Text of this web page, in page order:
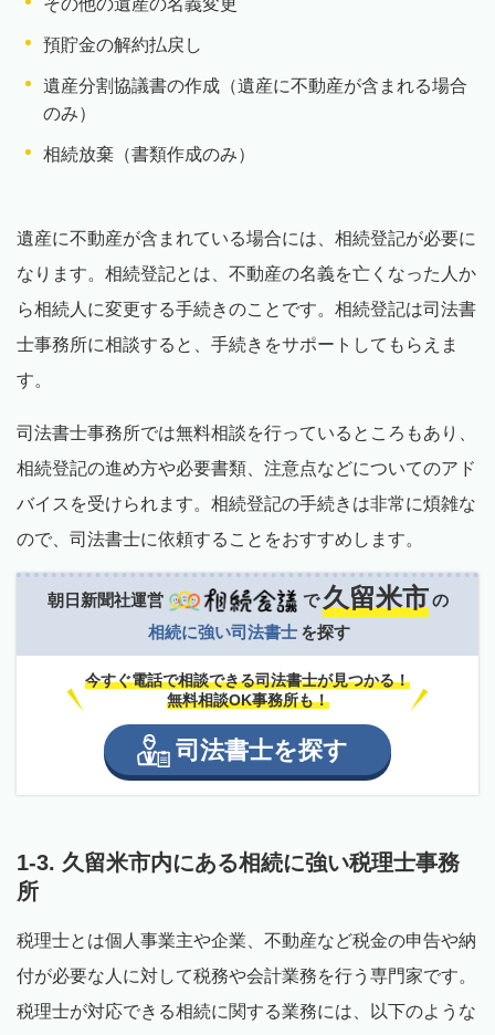
預貯金の解約払戻し
遺産分割協議書の作成（遺産に不動産が含まれる場合
のみ）
相続放棄（書類作成のみ）
遺産に不動産が含まれている場合には、相続登記が必要に
なります。相続登記とは、不動産の名義を亡くなった人か
ら相続人に変更する手続きのことです。相続登記は司法書
士事務所に相談すると、手続きをサポートしてもらえま
す。
司法書士事務所では無料相談を行っているところもあり、
相続登記の進め方や必要書類、注意点などについてのアド
バイスを受けられます。相続登記の手続きは非常に煩雑な
ので、司法書士に依頼することをおすすめします。
朝日新聞社運営 で 久留米市 の
相続に強い司法書士 を探す
今すぐ電話で相談できる司法書士が見つかる！
無料相談OK事務所も！
司法書士を探す
1-3. 久留米市内にある相続に強い税理士事務
所
税理士とは個人事業主や企業、不動産など税金の申告や納
付が必要な人に対して税務や会計業務を行う専門家です。
税理士が対応できる相続に関する業務には、以下のような